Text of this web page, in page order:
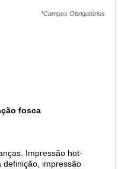
*Campos Obrigatórios
fosca
Impressão hot-
definição, impressão